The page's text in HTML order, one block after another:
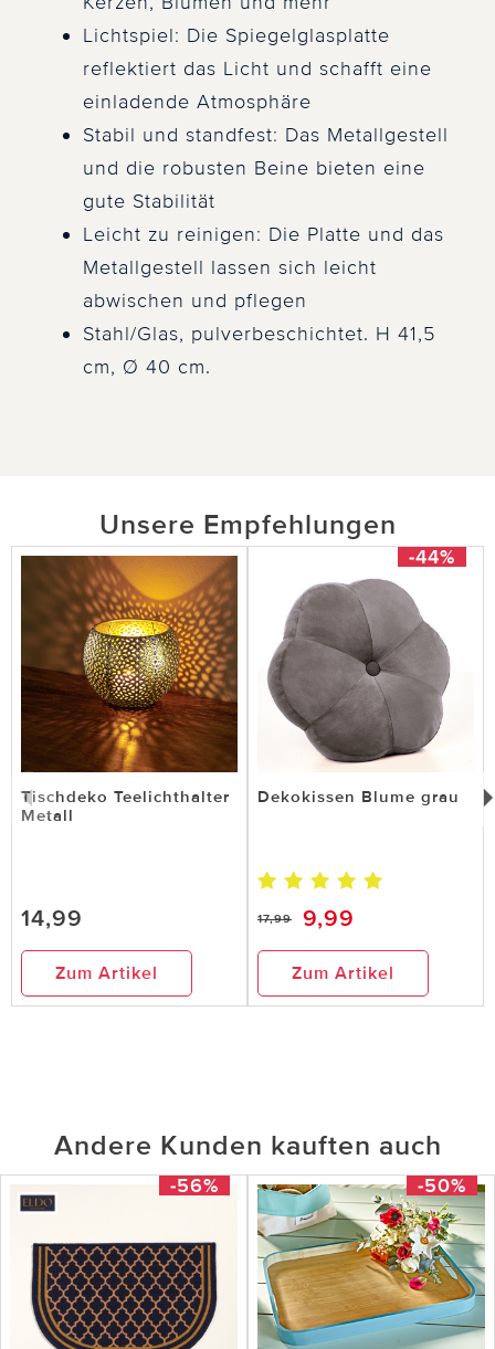
Lichtspiel: Die Spiegelglasplatte
reflektiert das Licht und schafft eine
einladende Atmosphäre
Stabil und standfest: Das Metallgestell
und die robusten Beine bieten eine
gute Stabilität
Leicht zu reinigen: Die Platte und das
Metallgestell lassen sich leicht
abwischen und pflegen
Stahl/Glas, pulverbeschichtet. H 41,5
cm, Ø 40 cm.
Unsere Empfehlungen
Tischdeko Teelichthalter
Metall
14,99
Zum Artikel
-44%
Dekokissen Blume grau
17,99 9,99
Zum Artikel
Andere Kunden kauften auch
-56% -50%